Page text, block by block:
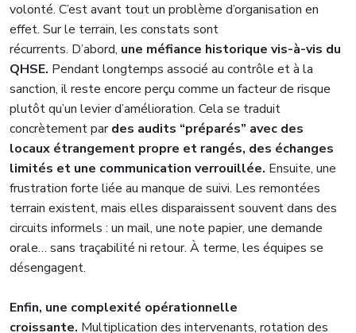
volonté. C’est avant tout un problème d’organisation en
effet. Sur le terrain, les constats sont
récurrents. D’abord, une méfiance historique vis-à-vis du
QHSE. Pendant longtemps associé au contrôle et à la
sanction, il reste encore perçu comme un facteur de risque
plutôt qu’un levier d’amélioration. Cela se traduit
concrètement pardes audits “préparés” avec des
locaux étrangement propre et rangés, des échanges
limités et une communication verrouillée. Ensuite, une
frustration forte liée au manque de suivi. Les remontées
terrain existent, mais elles disparaissent souvent dans des
circuits informels : un mail, une note papier, une demande
orale… sans traçabilité ni retour. À terme, les équipes se
désengagent.
Enfin, une complexité opérationnelle
croissante. Multiplication des intervenants, rotation des